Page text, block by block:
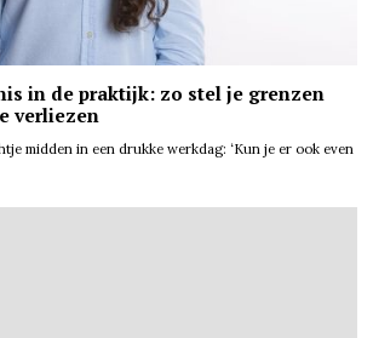
in de praktijk: zo stel je grenzen
verliezen
midden in een drukke werkdag: ‘Kun je er ook even